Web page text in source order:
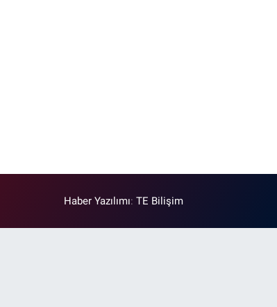
Haber Yazılımı:TE Bilişim